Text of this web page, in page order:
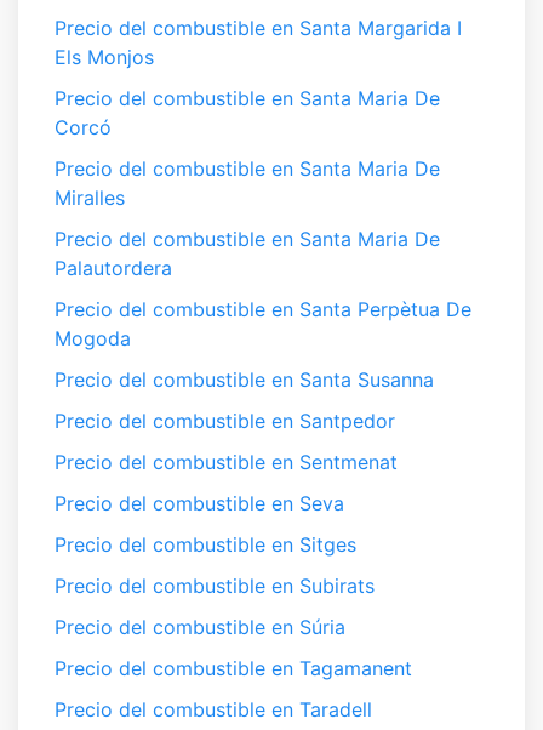
Precio del combustible en Santa Margarida I
Els Monjos
Precio del combustible en Santa Maria De
Corcó
Precio del combustible en Santa Maria De
Miralles
Precio del combustible en Santa Maria De
Palautordera
Precio del combustible en Santa Perpètua De
Mogoda
Precio del combustible en Santa Susanna
Precio del combustible en Santpedor
Precio del combustible en Sentmenat
Precio del combustible en Seva
Precio del combustible en Sitges
Precio del combustible en Subirats
Precio del combustible en Súria
Precio del combustible en Tagamanent
Precio del combustible en Taradell